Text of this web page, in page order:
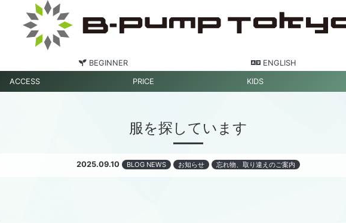
BEGINNER ENGLISH
ACCESS PRICE KIDS
服を探しています
2025.09.10 BLOG NEWS お知らせ 忘れ物、取り違えのご案内